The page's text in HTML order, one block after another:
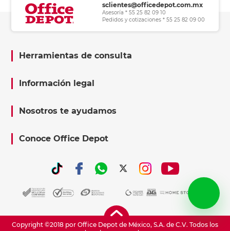
sclientes@officedepot.com.mx
Asesoría * 55 25 82 09 10
Pedidos y cotizaciones * 55 25 82 09 00
Herramientas de consulta
Información legal
Nosotros te ayudamos
Conoce Office Depot
Copyright ©2018 por Office Depot de México, S.A. de C.V. Todos los